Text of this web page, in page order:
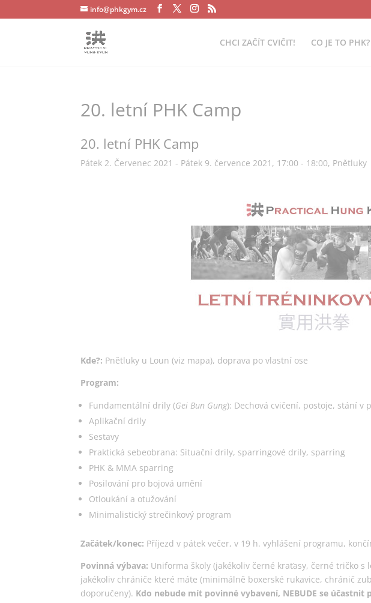
info@phkgym.cz
CHCI ZAČÍT CVIČIT! CO JE TO PHK?
20. letní PHK Camp
20. letní PHK Camp
Pátek 2. Červenec 2021 - Pátek 9. července 2021, 17:00 - 18:00, Pnětluky
Kde?: Pnětluky u Loun (viz mapa), doprava po vlastní ose
Program:
Fundamentální drily (Gei Bun Gung): Dechová cvičení, postoje, stání v
Aplikační drily
Sestavy
Praktická sebeobrana: Situační drily, sparringové drily, sparring
PHK & MMA sparring
Posilování pro bojová umění
Otloukání a otužování
Minimalistický strečinkový program
Začátek/konec: Příjezd v pátek večer, v 19 h. vyhlášení programu,
Povinná výbava: Uniforma školy (jakékoliv černé kraťasy, černé tričko
jakékoliv chrániče které máte (minimálně boxerské rukavice, chránič
doporučeny). Kdo nebude mít povinné vybavení, NEBUDE se